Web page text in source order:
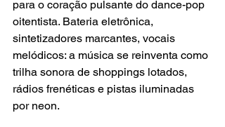
para o coração pulsante do dance-pop
oitentista. Bateria eletrônica,
sintetizadores marcantes, vocais
melódicos: a música se reinventa como
trilha sonora de shoppings lotados,
rádios frenéticas e pistas iluminadas
por neon.